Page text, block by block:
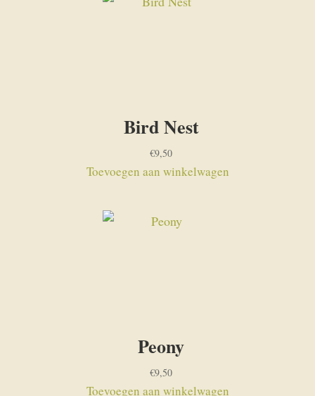
Bird Nest
€9,50
Toevoegen aan winkelwagen
Peony
€9,50
Toevoegen aan winkelwagen